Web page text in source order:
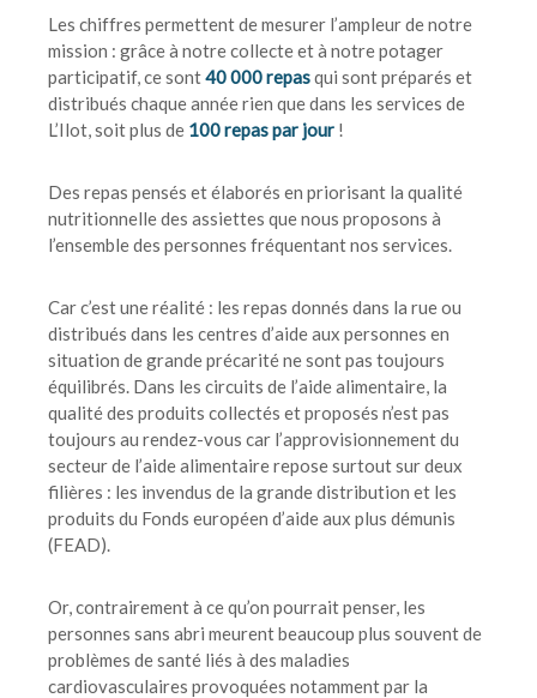
Les chiffres permettent de mesurer l’ampleur de notre
mission : grâce à notre collecte et à notre potager
participatif, ce sont40 000 repasqui sont préparés et
distribués chaque année rien que dans les services de
L’Ilot, soit plus de 100 repas par jour !
Des repas pensés et élaborés en priorisant la qualité
nutritionnelle des assiettes que nous proposons à
l’ensemble des personnes fréquentant nos services.
Car c’est une réalité : les repas donnés dans la rue ou
distribués dans les centres d’aide aux personnes en
situation de grande précarité ne sont pas toujours
équilibrés. Dans les circuits de l’aide alimentaire, la
qualité des produits collectés et proposés n’est pas
toujours au rendez-vous car l’approvisionnement du
secteur de l’aide alimentaire repose surtout sur deux
filières : les invendus de la grande distribution et les
produits du Fonds européen d’aide aux plus démunis
(FEAD).
Or, contrairement à ce qu’on pourrait penser, les
personnes sans abri meurent beaucoup plus souvent de
problèmes de santé liés à des maladies
cardiovasculaires provoquées notamment par la